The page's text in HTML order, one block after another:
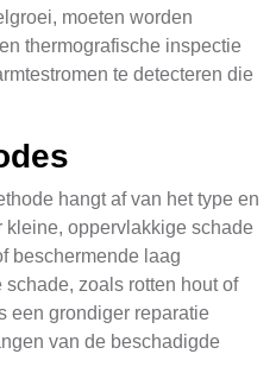
moeten worden
thermografische inspectie
te detecteren die
hangt af van het type en
kleine, oppervlakkige schade
beschermende laag
zoals rotten hout of
een grondiger reparatie
van de beschadigde